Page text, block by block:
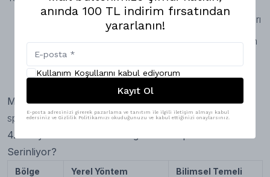
için Nil kıyısında kazılan kum yatakları
Roma İmparatorluğu'ndamermer zeminlerde uyutulan
av köpekleri
Osmanlı'dagül suyu ve nane karışımlı buz terapileri
Modern Uyarlama:Mermer plakalar ve aromaterapili
spreyler
4. Dünyanın En Sıcak 5 Bölgesinde Köpekler Nasıl
Serinliyor?
Bölge Yerel Yöntem Bilimsel Temeli
anında 100 TL indirim fırsatından
yararlanın!
Kullanım Koşullarını kabul ediyorum
Kayıt Ol
E-posta adresinizi girerek pazarlama ve tanıtım ile ilgili iletişim almayı kabul
edersiniz ve Gizlilik Politikamızı okuduğunuzu ve kabul ettiğinizi onaylarsınız.